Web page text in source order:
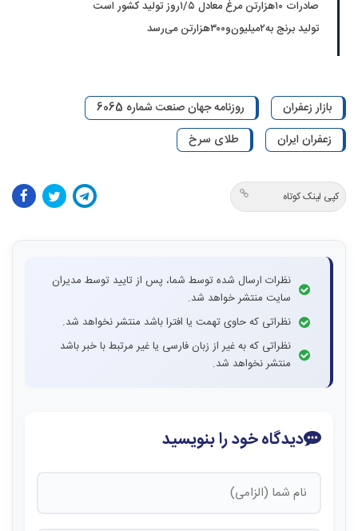
صادرات ۱۰‌هزارتن مرغ معادل ۵/‏۱روز تولید کشور است
تولید برنج به‌۲‌میلیون‌و۳۰۰‌هزارتن می‌رسد
بازار زعفران
روزنامه جهان صنعت شماره 6065
زعفران ایران
طلای سرخ
کپی لینک کوتاه
نظرات ارسال شده توسط شما، پس از تایید توسط مدیران
سایت منتشر خواهد شد.
نظراتی که حاوی تهمت یا افترا باشد منتشر نخواهد شد.
نظراتی که به غیر از زبان فارسی یا غیر مرتبط با خبر باشد
منتشر نخواهد شد.
دیدگاه خود را بنویسید